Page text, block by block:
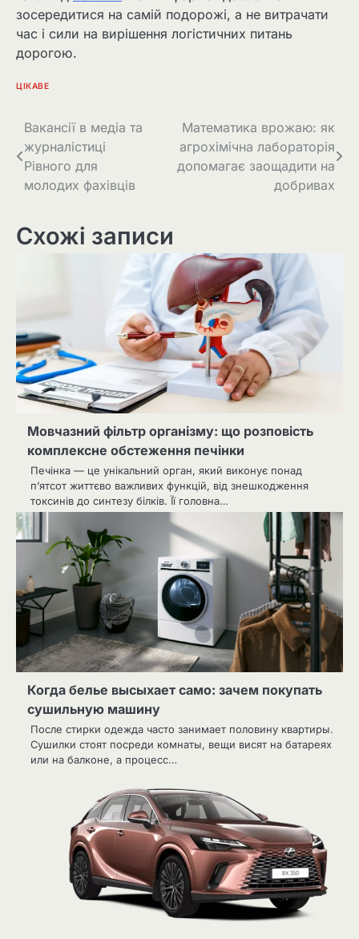
зосередитися на самій подорожі, а не витрачати
час і сили на вирішення логістичних питань
дорогою.
ЦІКАВЕ
Навігація
записів
Вакансії в медіа та
журналістиці
Рівного для
молодих фахівців
Математика врожаю: як
агрохімічна лабораторія
допомагає заощадити на
добривах
Схожі записи
Мовчазний фільтр організму: що розповість
комплексне обстеження печінки
Печінка — це унікальний орган, який виконує понад
п’ятсот життєво важливих функцій, від знешкодження
токсинів до синтезу білків. Її головна…
Когда белье высыхает само: зачем покупать
сушильную машину
После стирки одежда часто занимает половину квартиры.
Сушилки стоят посреди комнаты, вещи висят на батареях
или на балконе, а процесс…